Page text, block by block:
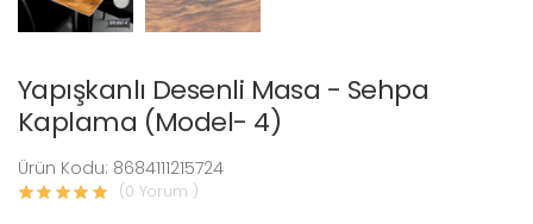
Yapışkanlı Desenli Masa - Sehpa
Kaplama (Model- 4)
Ürün Kodu: 8684111215724
(0 Yorum )